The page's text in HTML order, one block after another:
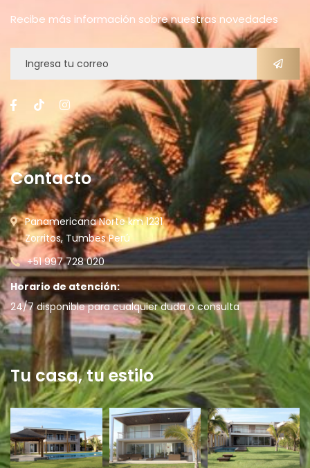
Recibe más información sobre nuestras novedades
Contacto
Panamericana Norte km 1231
Zorritos, Tumbes Perú
+51 997 728 020
Horario de atención:
24/7 disponible para cualquier duda o consulta
Tu casa, tu estilo